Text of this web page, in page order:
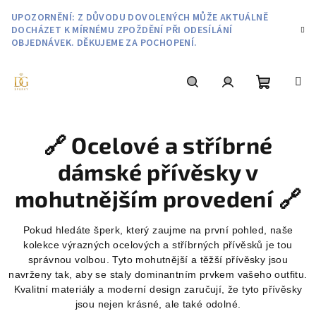
obsah
UPOZORNĚNÍ: Z DŮVODU DOVOLENÝCH MŮŽE AKTUÁLNĚ
DOCHÁZET K MÍRNÉMU ZPOŽDĚNÍ PŘI ODESÍLÁNÍ
OBJEDNÁVEK. DĚKUJEME ZA POCHOPENÍ.
košík
🔗 Ocelové a stříbrné
dámské přívěsky v
mohutnějším provedení 🔗
Pokud hledáte šperk, který zaujme na první pohled, naše
kolekce výrazných ocelových a stříbrných přívěsků je tou
správnou volbou. Tyto mohutnější a těžší přívěsky jsou
navrženy tak, aby se staly dominantním prvkem vašeho outfitu.
Kvalitní materiály a moderní design zaručují, že tyto přívěsky
jsou nejen krásné, ale také odolné.